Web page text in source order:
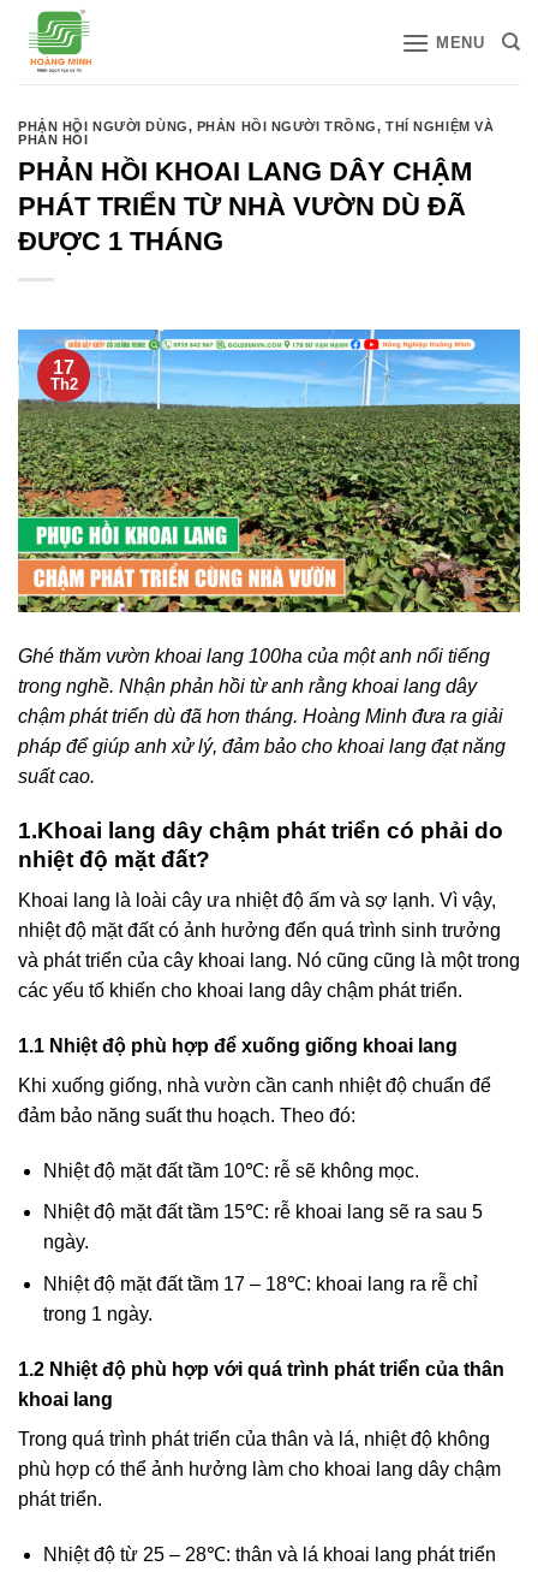
qua
MENU
PHẢN HỒI NGƯỜI DÙNG, PHẢN HỒI NGƯỜI TRỒNG,THÍ NGHIỆM VÀ
PHẢN HỒI
PHẢN HỒI KHOAI LANG DÂY CHẬM
PHÁT TRIỂN TỪ NHÀ VƯỜN DÙ ĐÃ
ĐƯỢC 1 THÁNG
17
Th2
Ghé thăm vườn khoai lang 100ha của một anh nổi tiếng
trong nghề. Nhận phản hồi từ anh rằng khoai lang dây
chậm phát triển dù đã hơn tháng. Hoàng Minh đưa ra giải
pháp để giúp anh xử lý, đảm bảo cho khoai lang đạt năng
suất cao.
1.Khoai lang dây chậm phát triển có phải do
nhiệt độ mặt đất?
Khoai lang là loài cây ưa nhiệt độ ấm và sợ lạnh. Vì vậy,
nhiệt độ mặt đất có ảnh hưởng đến quá trình sinh trưởng
và phát triển của cây khoai lang. Nó cũng cũng là một trong
các yếu tố khiến cho khoai lang dây chậm phát triển.
1.1 Nhiệt độ phù hợp để xuống giống khoai lang
Khi xuống giống, nhà vườn cần canh nhiệt độ chuẩn để
đảm bảo năng suất thu hoạch. Theo đó:
Nhiệt độ mặt đất tầm 10℃: rễ sẽ không mọc.
Nhiệt độ mặt đất tầm 15℃: rễ khoai lang sẽ ra sau 5
ngày.
Nhiệt độ mặt đất tầm 17 – 18℃: khoai lang ra rễ chỉ
trong 1 ngày.
1.2 Nhiệt độ phù hợp với quá trình phát triển của thân
khoai lang
Trong quá trình phát triển của thân và lá, nhiệt độ không
phù hợp có thể ảnh hưởng làm cho khoai lang dây chậm
phát triển.
Nhiệt độ từ 25 – 28℃: thân và lá khoai lang phát triển